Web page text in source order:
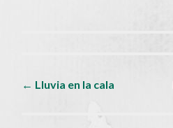
Navegador
← Lluvia en la cala